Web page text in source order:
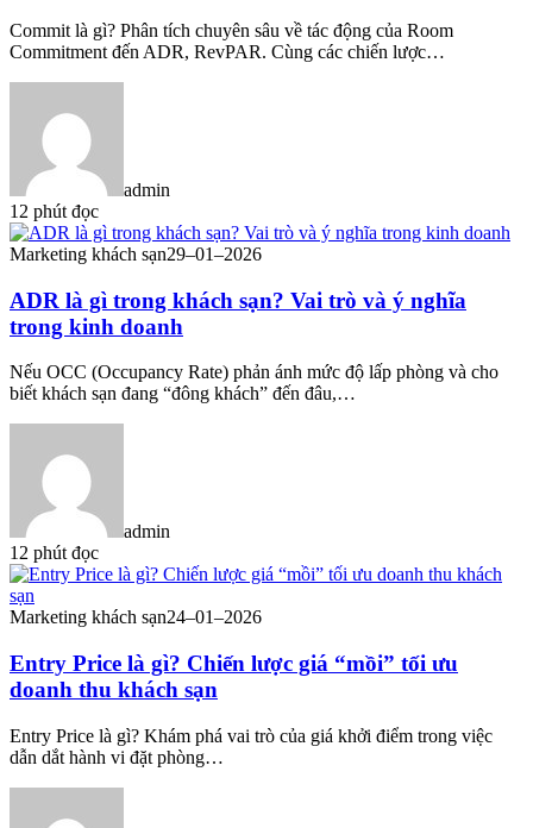
Commit là gì? Phân tích chuyên sâu về tác động của Room
Commitment đến ADR, RevPAR. Cùng các chiến lược…
admin
12 phút đọc
Marketing khách sạn29–01–2026
ADR là gì trong khách sạn? Vai trò và ý nghĩa
trong kinh doanh
Nếu OCC (Occupancy Rate) phản ánh mức độ lấp phòng và cho
biết khách sạn đang “đông khách” đến đâu,…
admin
12 phút đọc
Marketing khách sạn24–01–2026
Entry Price là gì? Chiến lược giá “mồi” tối ưu
doanh thu khách sạn
Entry Price là gì? Khám phá vai trò của giá khởi điểm trong việc
dẫn dắt hành vi đặt phòng…